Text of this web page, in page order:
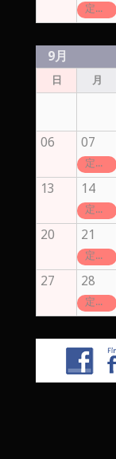
定休日
9月
日 月
06 07
定休日
13 14
定休日
20 21
定休日
27 28
定休日